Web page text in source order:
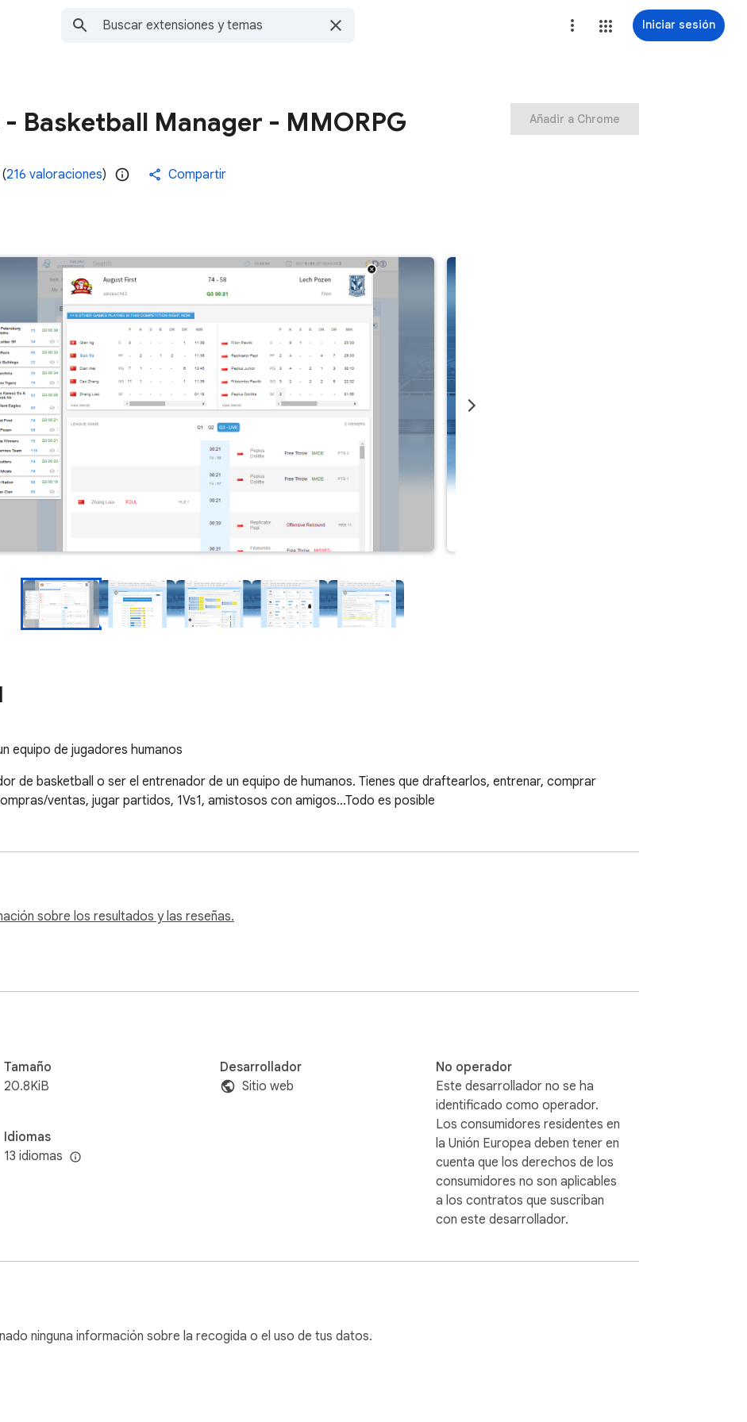
Iniciar sesión
Basketball Manager - MMORPG
(216 valoraciones) Compartir
Añadir a Chrome
equipo de jugadores humanos
de basketball o ser el entrenador de un equipo de humanos. Tienes que draftearlos, entrenar, comprar
ventas, jugar partidos, 1Vs1, amistosos con amigos...Todo es posible
sobre los resultados y las reseñas.
Tamaño
20.8KiB
Idiomas
13 idiomas
Desarrollador
Sitio web
No operador
Este desarrollador no se ha
identificado como operador.
Los consumidores residentes en
la Unión Europea deben tener en
cuenta que los derechos de los
consumidores no son aplicables
a los contratos que suscriban
con este desarrollador.
ninguna información sobre la recogida o el uso de tus datos.